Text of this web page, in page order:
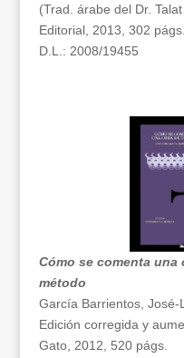
(Trad. árabe del Dr.
Editorial, 2013, 302 págs.
D.L.: 2008/19455
Cómo se comenta una
método
García Barrientos, José-
Edición corregida y
Gato, 2012, 520 págs.